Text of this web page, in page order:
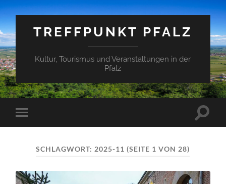
TREFFPUNKT PFALZ
Kultur, Tourismus und Veranstaltungen in der
Pfalz
Mobile-
Menü
SCHLAGWORT: 2025-11 (SEITE 1 VON 28)